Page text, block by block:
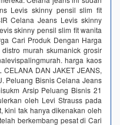
Levis skinny pensil slim fit
Celana Jeans Levis skinny
skinny pensil slim fit wanita
Cari Produk Dengan Harga
murah skumanick grosir
harga kaos
DAN JAKET JEANS,
Peluang Bisnis Celana Jeans
Arsip Peluang Bisnis 21
oleh Levi Strauss pada
kini tak hanya dikenakan oleh
berkembang pesat di Cari